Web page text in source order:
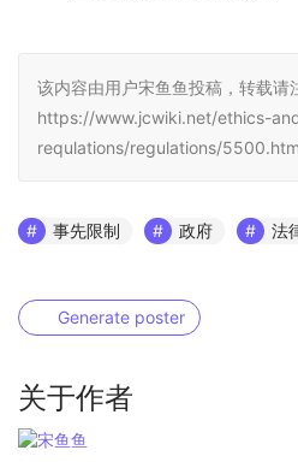
该内容由用户宋鱼鱼投稿，转载请
https://www.jcwiki.net/ethics-
requlations/regulations/
事先限制 政府 法
Generate poster
关于作者